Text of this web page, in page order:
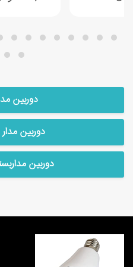
دوربین
دوربین
دوربین